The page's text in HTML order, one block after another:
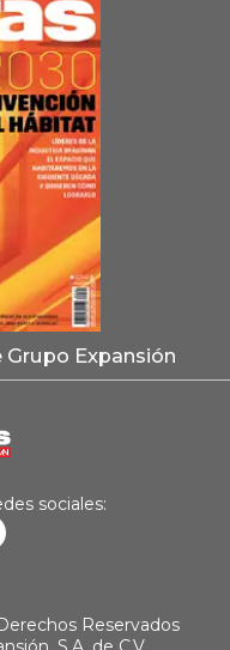
Expansión
sociales:
Reservados